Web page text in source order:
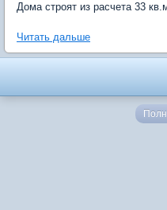
Дома строят из расчета 33
Читать дальше